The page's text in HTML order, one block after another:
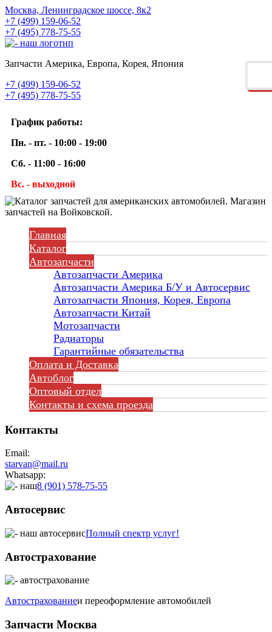
Москва, Ленинградское шоссе, 8к2
+7 (499) 159-06-52
+7 (495) 778-75-55
Запчасти Америка, Европа, Корея, Япония
+7 (499) 159-06-52
+7 (495) 778-75-55
График работы:
Пн. - пт. - 10:00 - 19:00
Сб. - 11:00 - 16:00
Вс. - выходной
Главная
Каталог
Автозапчасти
Автозапчасти Америка
Автозапчасти Америка Б/У и Автосервис
Автозапчасти Япония, Корея, Европа
Автозапчасти Китай
Мотозапчасти
Радиаторы
Гарантийные обязательства
Оплата и Доставка
Автоблог
Оптовый отдел
Контакты и схема проезда
Контакты
Email:
starvan@mail.ru
Whatsapp:
8 (901) 578-75-55
Автосервис
Полный спектр услуг!
Автострахование
Автострахованиеи переоформление автомобилей
Запчасти Москва